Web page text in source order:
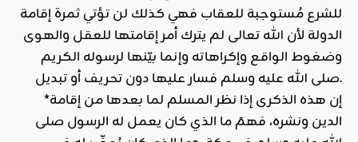
للشرع مُستوجبة للعقاب فهي كذلك لن تؤتي ثمرة إقامة
الدولة لأن الله تعالى لم يترك أمر إقامتها للعقل والهوى
وضغوط الواقع وإكراهاته وإنما بيّنها لرسوله الكريم
صلى الله عليه وسلم فسار عليها دون تحريف أو تبديل.
*إن هذه الذكرى إذا نظر المسلم لما بعدها من إقامة
الدين ونشره، فهمَ ما الذي كان يعمل له الرسول صلى